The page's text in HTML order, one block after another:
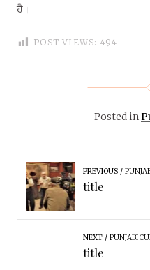
ਹੈ।
POST VIEWS: 494
Posted in
PREVIOUS
title
NEXT PUNJABI
title